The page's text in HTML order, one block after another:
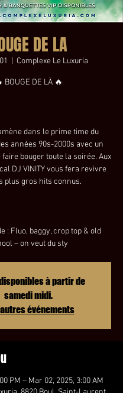
DE LA
Complexe Le Luxuria
BOUGE DE LÀ 🔥
dans le prime time du
années 90s-2000s avec un
bouger toute la soirée. Aux
DJ VINITY vous fera revivre
plus gros hits connus.
: Fluo, baggy, crop top & old
– on veut du sty
à partir de
samedi midi.
événements
PM – Mar 02, 2025, 3:00 AM